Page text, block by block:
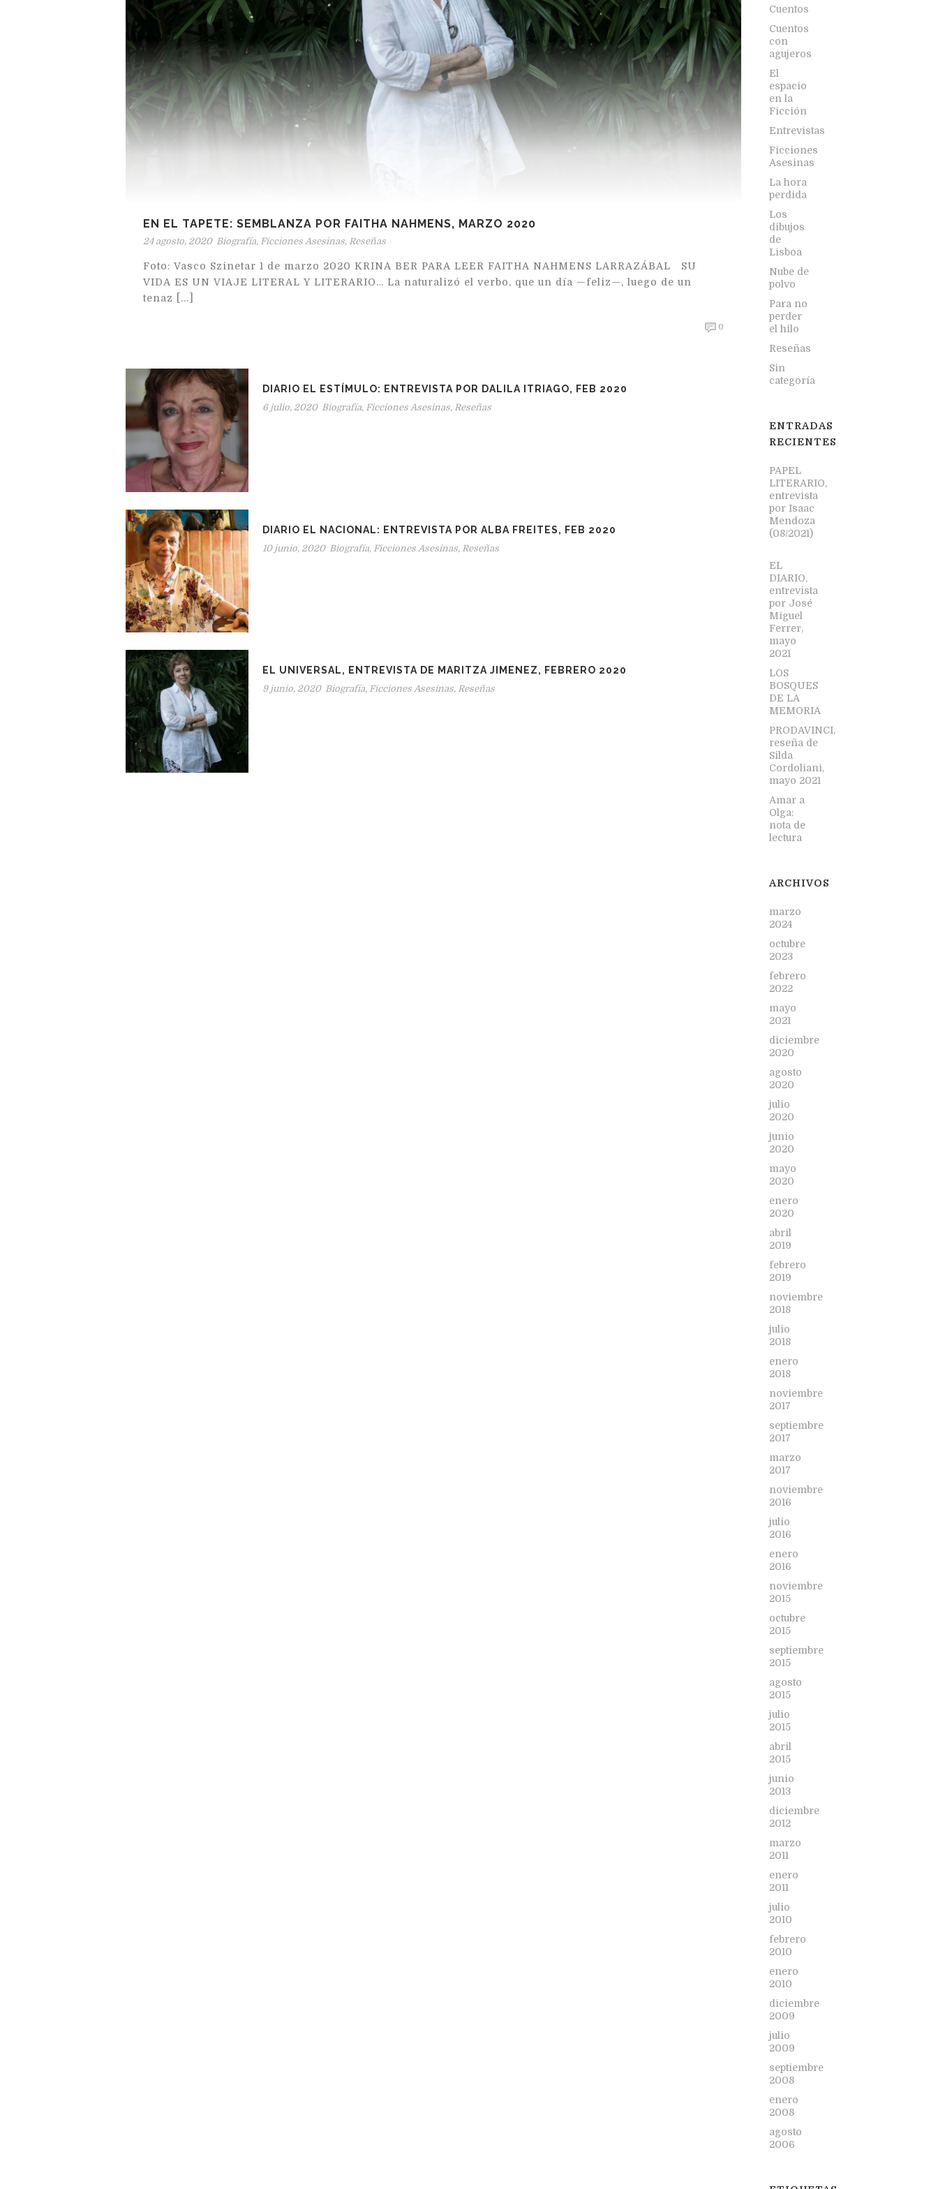
EN EL TAPETE: SEMBLANZA POR FAITHA NAHMENS, MARZO 2020
24 agosto, 2020 Biografía, Ficciones Asesinas, Reseñas
Foto: Vasco Szinetar 1 de marzo 2020 KRINA BER PARA LEER FAITHA NAHMENS LARRAZÁBAL SU
VIDA ES UN VIAJE LITERAL Y LITERARIO… La naturalizó el verbo, que un día —feliz—, luego de un
tenaz [...]
0
DIARIO EL ESTÍMULO: ENTREVISTA POR DALILA ITRIAGO, FEB 2020
6 julio, 2020 Biografía, Ficciones Asesinas, Reseñas
DIARIO EL NACIONAL: ENTREVISTA POR ALBA FREITES, FEB 2020
10 junio, 2020 Biografía, Ficciones Asesinas, Reseñas
EL UNIVERSAL, ENTREVISTA DE MARITZA JIMENEZ, FEBRERO 2020
9 junio, 2020 Biografía, Ficciones Asesinas, Reseñas
Cuentos
Cuentos
con
agujeros
El
espacio
en la
Ficción
Entrevistas
Ficciones
Asesinas
La hora
perdida
Los
dibujos
de
Lisboa
Nube de
polvo
Para no
perder
el hilo
Reseñas
Sin
categoría
ENTRADAS
RECIENTES
PAPEL
LITERARIO,
entrevista
por Isaac
Mendoza
(08/2021)
EL
DIARIO,
entrevista
por José
Miguel
Ferrer,
mayo
2021
LOS
BOSQUES
DE LA
MEMORIA
PRODAVINCI,
reseña de
Silda
Cordoliani,
mayo 2021
Amar a
Olga:
nota de
lectura
ARCHIVOS
marzo
2024
octubre
2023
febrero
2022
mayo
2021
diciembre
2020
agosto
2020
julio
2020
junio
2020
mayo
2020
enero
2020
abril
2019
febrero
2019
noviembre
2018
julio
2018
enero
2018
noviembre
2017
septiembre
2017
marzo
2017
noviembre
2016
julio
2016
enero
2016
noviembre
2015
octubre
2015
septiembre
2015
agosto
2015
julio
2015
abril
2015
junio
2013
diciembre
2012
marzo
2011
enero
2011
julio
2010
febrero
2010
enero
2010
diciembre
2009
julio
2009
septiembre
2008
enero
2008
agosto
2006